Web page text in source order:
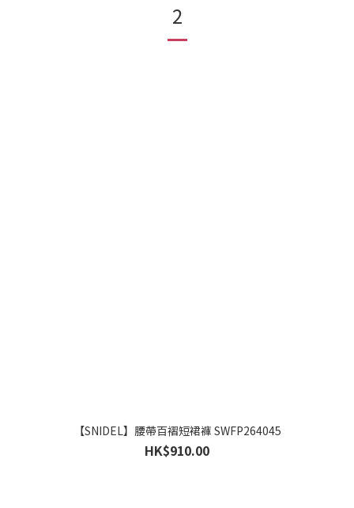
2
【SNIDEL】腰帶百褶短裙褲 SWFP264045
HK$910.00